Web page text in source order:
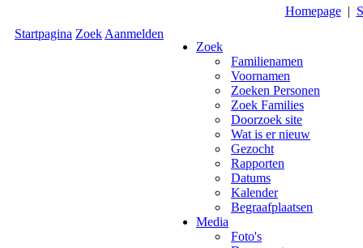
Homepage|
Startpagina Zoek Aanmelden
Zoek
Familienamen
Voornamen
Zoeken Personen
Zoek Families
Doorzoek site
Wat is er nieuw
Gezocht
Rapporten
Datums
Kalender
Begraafplaatsen
Media
Foto's